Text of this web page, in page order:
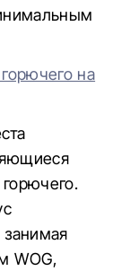
на
WOG,